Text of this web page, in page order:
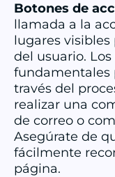
Botones de
llamada a la
lugares
del usuario. Los
fundamentales
través del
realizar una
de correo o
Asegúrate de
fácilmente
página.